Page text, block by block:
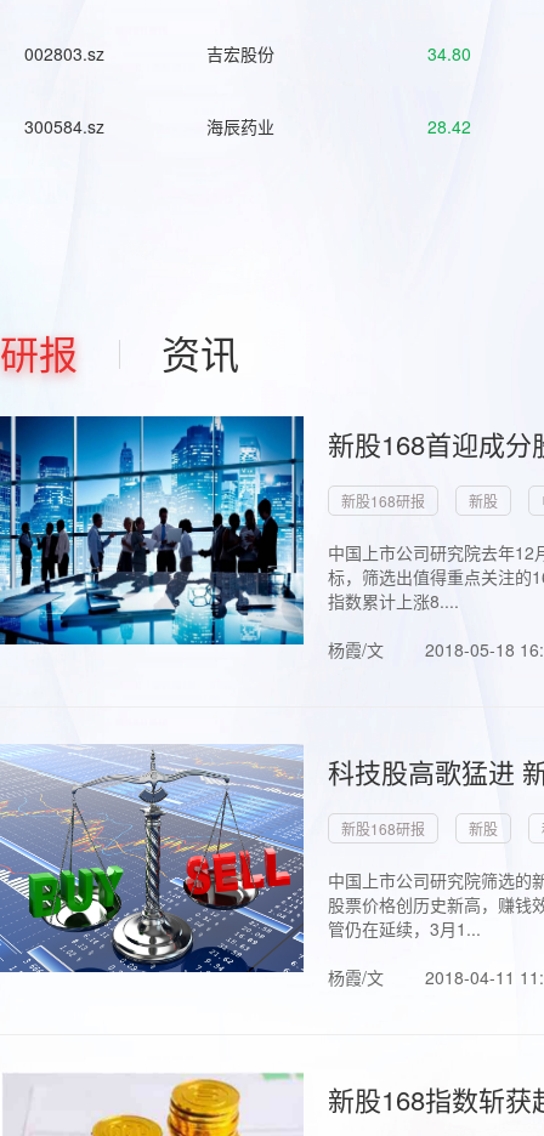
002803.sz 吉宏股份 34.80
300584.sz 海辰药业 28.42
研报 资讯
新股168首迎成
新股168研报 新股
中国上市公司研究院去年
标，筛选出值得重点关注的
指数累计上涨8....
杨霞/文
2018-05-18
科技股高歌猛进
新股168研报 新股
中国上市公司研究院筛选的
股票价格创历史新高，赚钱
管仍在延续，3月1...
杨霞/文
2018-04-11
新股168指数斩